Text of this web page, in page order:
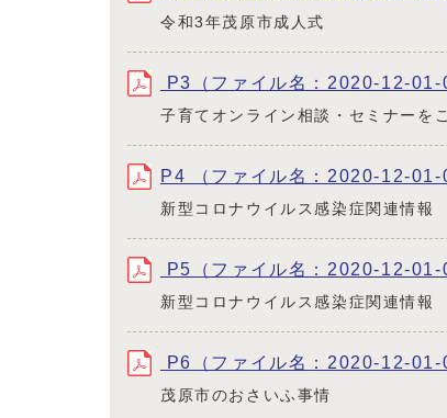
令和3年茂原市成人式
P3（ファイル名：2020-12-01-
子育てオンライン相談・セミナーを
P4 （ファイル名：2020-12-
新型コロナウイルス感染症関連情報
P5（ファイル名：2020-12-
新型コロナウイルス感染症関連情報
P6（ファイル名：2020-12-
茂原市のおさいふ事情